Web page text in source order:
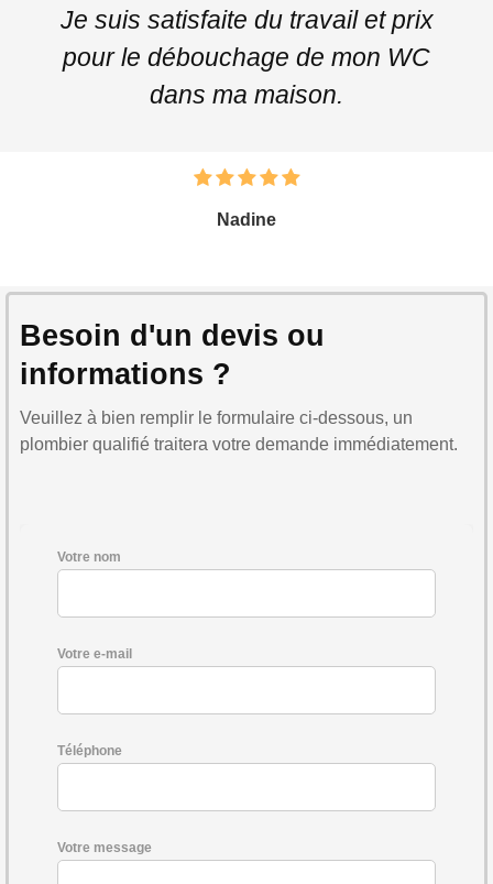
Je suis satisfaite du travail et prix
pour le débouchage de mon WC
dans ma maison.
Nadine
Besoin d'un devis ou
informations ?
Veuillez à bien remplir le formulaire ci-dessous, un
plombier qualifié traitera votre demande immédiatement.
Votre nom
Votre e-mail
Téléphone
Votre message